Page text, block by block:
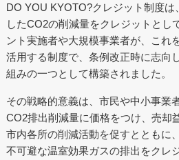
DO YOU KYOTO?クレジット制度
したCO2の削減量をクレジットとし
ント実施者や大規模事業者が、これ
活用する制度で、条例改正時に志向
組みの一つとして構築されました。
その戦略的意義は、市民や中小事業
CO2排出削減量に価格をつけ、売却
市内各所の削減活動を促すとともに
不可避な温室効果ガスの排出をクレ